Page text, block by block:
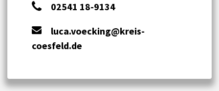
02541 18-9134
luca.voecking@kreis-
coesfeld.de